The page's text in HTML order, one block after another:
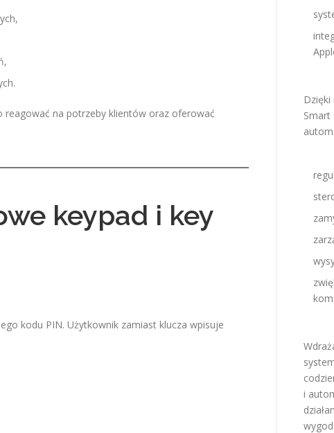
reagować na potrzeby klientów oraz oferować
keypad i key
kodu PIN. Użytkownik zamiast klucza wpisuje
i